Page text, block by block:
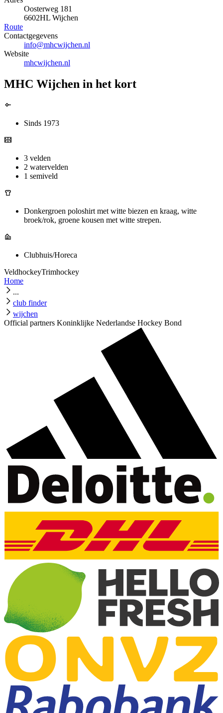
Oosterweg 181
6602HL Wijchen
Route
Contactgegevens
info@mhcwijchen.nl
Website
mhcwijchen.nl
MHC Wijchen in het kort
Sinds 1973
3 velden
2 watervelden
1 semiveld
Donkergroen poloshirt met witte biezen en kraag, witte
broek/rok, groene kousen met witte strepen.
Clubhuis/Horeca
VeldhockeyTrimhockey
Home
...
club finder
wijchen
Official partners Koninklijke Nederlandse Hockey Bond